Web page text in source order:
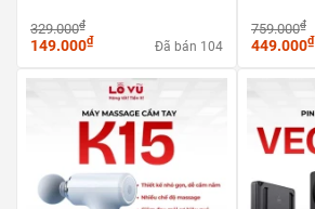
329.000₫
149.000₫ Đã bán 104
759.000₫
449.000₫